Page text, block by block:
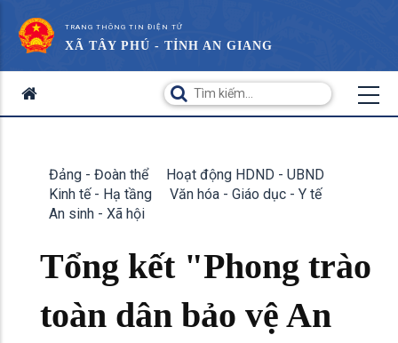
TRANG THÔNG TIN ĐIỆN TỬ
XÃ TÂY PHÚ - TỈNH AN GIANG
Đảng - Đoàn thể
Hoạt động HDND - UBND
Kinh tế - Hạ tầng
Văn hóa - Giáo dục - Y tế
An sinh - Xã hội
Tổng kết "Phong trào
toàn dân bảo vệ An